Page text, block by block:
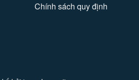
Chính sách quy định